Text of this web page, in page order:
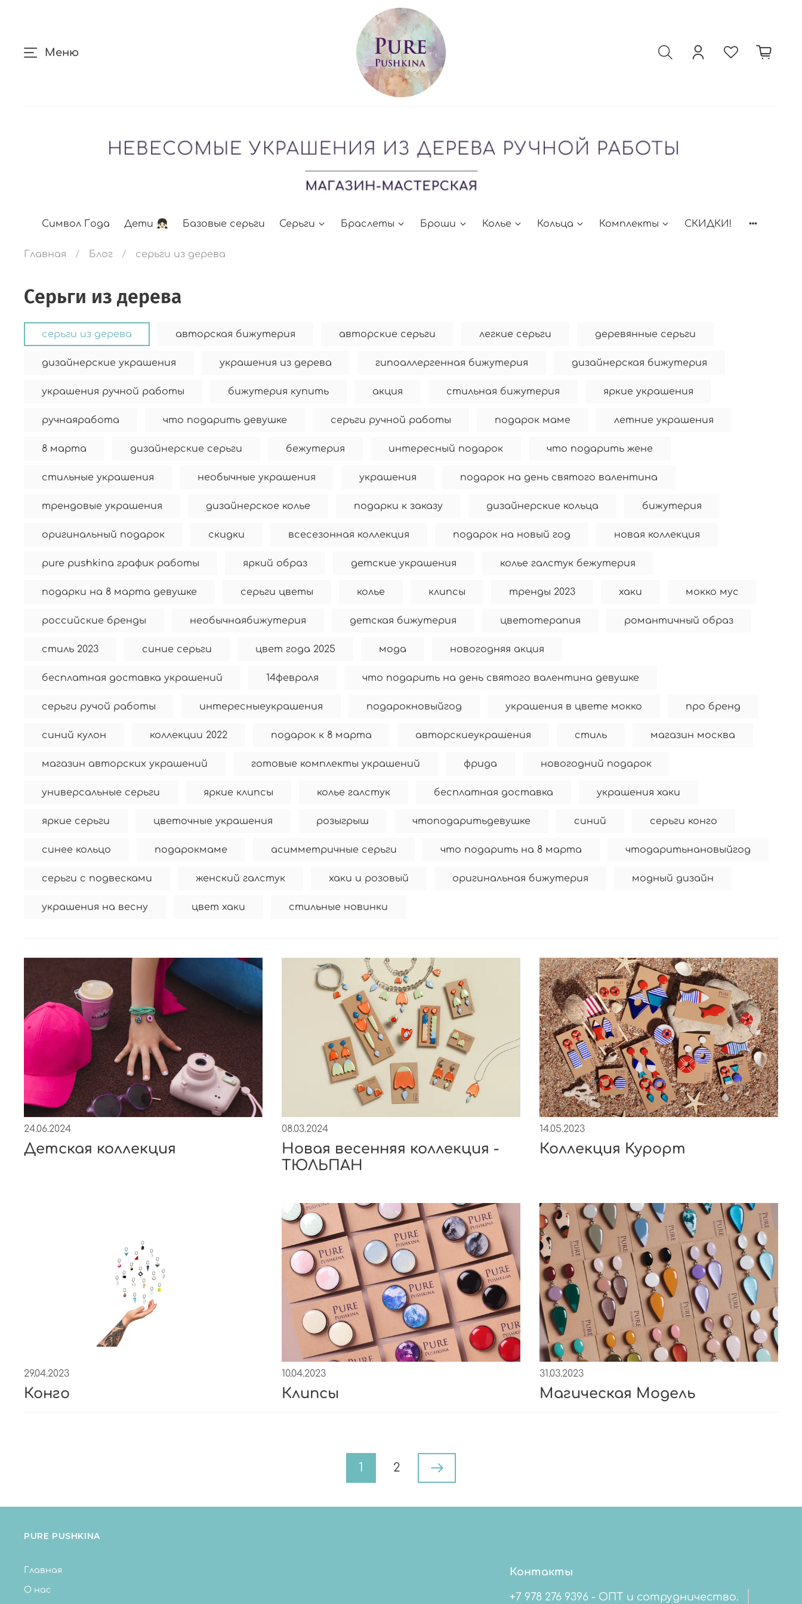
Меню
Символ Года Дети 👧🏻 Базовые серьги Серьги Браслеты Броши Колье Кольца Комплекты СКИДКИ!
Главная Блог серьги из дерева
серьги из дерева
серьги из дерева авторская бижутерия авторские серьги легкие серьги деревянные серьги
дизайнерские украшения украшения из дерева гипоаллергенная бижутерия дизайнерская бижутерия
украшения ручной работы бижутерия купить акция стильная бижутерия яркие украшения
ручнаяработа что подарить девушке серьги ручной работы подарок маме летние украшения
8 марта дизайнерские серьги бежутерия интересный подарок что подарить жене
стильные украшения необычные украшения украшения подарок на день святого валентина
трендовые украшения дизайнерское колье подарки к заказу дизайнерские кольца бижутерия
оригинальный подарок скидки всесезонная коллекция подарок на новый год новая коллекция
pure pushkina график работы яркий образ детские украшения колье галстук бежутерия
подарки на 8 марта девушке серьги цветы колье клипсы тренды 2023 хаки мокко мус
российские бренды необычнаябижутерия детская бижутерия цветотерапия романтичный образ
стиль 2023 синие серьги цвет года 2025 мода новогодняя акция
бесплатная доставка украшений 14февраля что подарить на день святого валентина девушке
серьги ручой работы интересныеукрашения подарокновыйгод украшения в цвете мокко про бренд
синий кулон коллекции 2022 подарок к 8 марта авторскиеукрашения стиль магазин москва
магазин авторских украшений готовые комплекты украшений фрида новогодний подарок
универсальные серьги яркие клипсы колье галстук бесплатная доставка украшения хаки
яркие серьги цветочные украшения розыгрыш чтоподаритьдевушке синий серьги конго
синее кольцо подарокмаме асимметричные серьги что подарить на 8 марта чтодаритьнановыйгод
серьги с подвесками женский галстук хаки и розовый оригинальная бижутерия модный дизайн
украшения на весну цвет хаки стильные новинки
24.06.2024
Детская коллекция
08.03.2024
Новая весенняя коллекция -
ТЮЛЬПАН
14.05.2023
Коллекция Курорт
29.04.2023
Конго
10.04.2023
Клипсы
31.03.2023
Магическая Модель
1 2
PURE PUSHKINA
Главная
О нас
Контакты
+7 978 276 9396 - ОПТ и сотрудничество.